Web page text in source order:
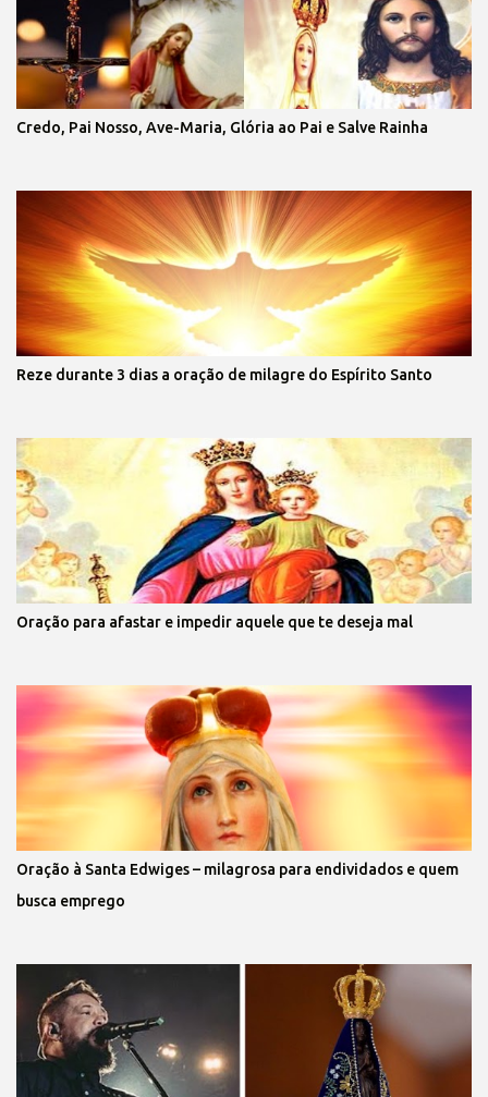
Credo, Pai Nosso, Ave-Maria, Glória ao Pai e Salve Rainha
Reze durante 3 dias a oração de milagre do Espírito Santo
Oração para afastar e impedir aquele que te deseja mal
Oração à Santa Edwiges – milagrosa para endividados e quem
busca emprego